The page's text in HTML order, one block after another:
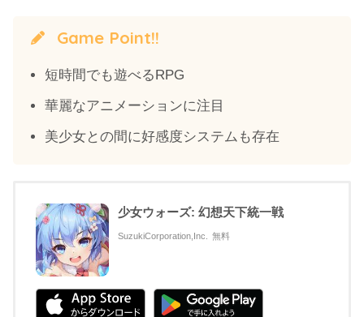
Game Point!!
短時間でも遊べるRPG
華麗なアニメーションに注目
美少女との間に好感度システムも存在
少女ウォーズ: 幻想天下統一戦
SuzukiCorporation,Inc. 無料